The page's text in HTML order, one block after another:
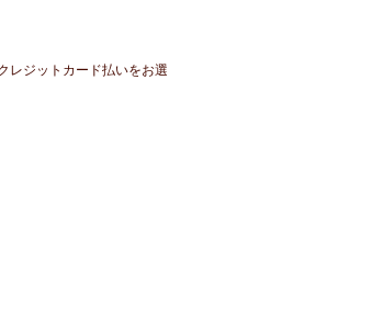
レジットカード払いをお選